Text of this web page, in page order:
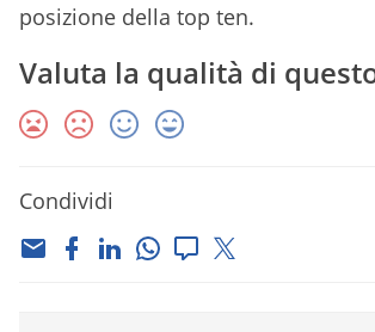
posizione della top ten.
Valuta la qualità di
Condividi